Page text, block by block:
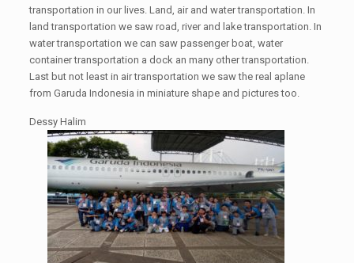
transportation in our lives. Land, air and water transportation. In
land transportation we saw road, river and lake transportation. In
water transportation we can saw passenger boat, water
container transportation a dock an many other transportation.
Last but not least in air transportation we saw the real aplane
from Garuda Indonesia in miniature shape and pictures too.
Dessy Halim